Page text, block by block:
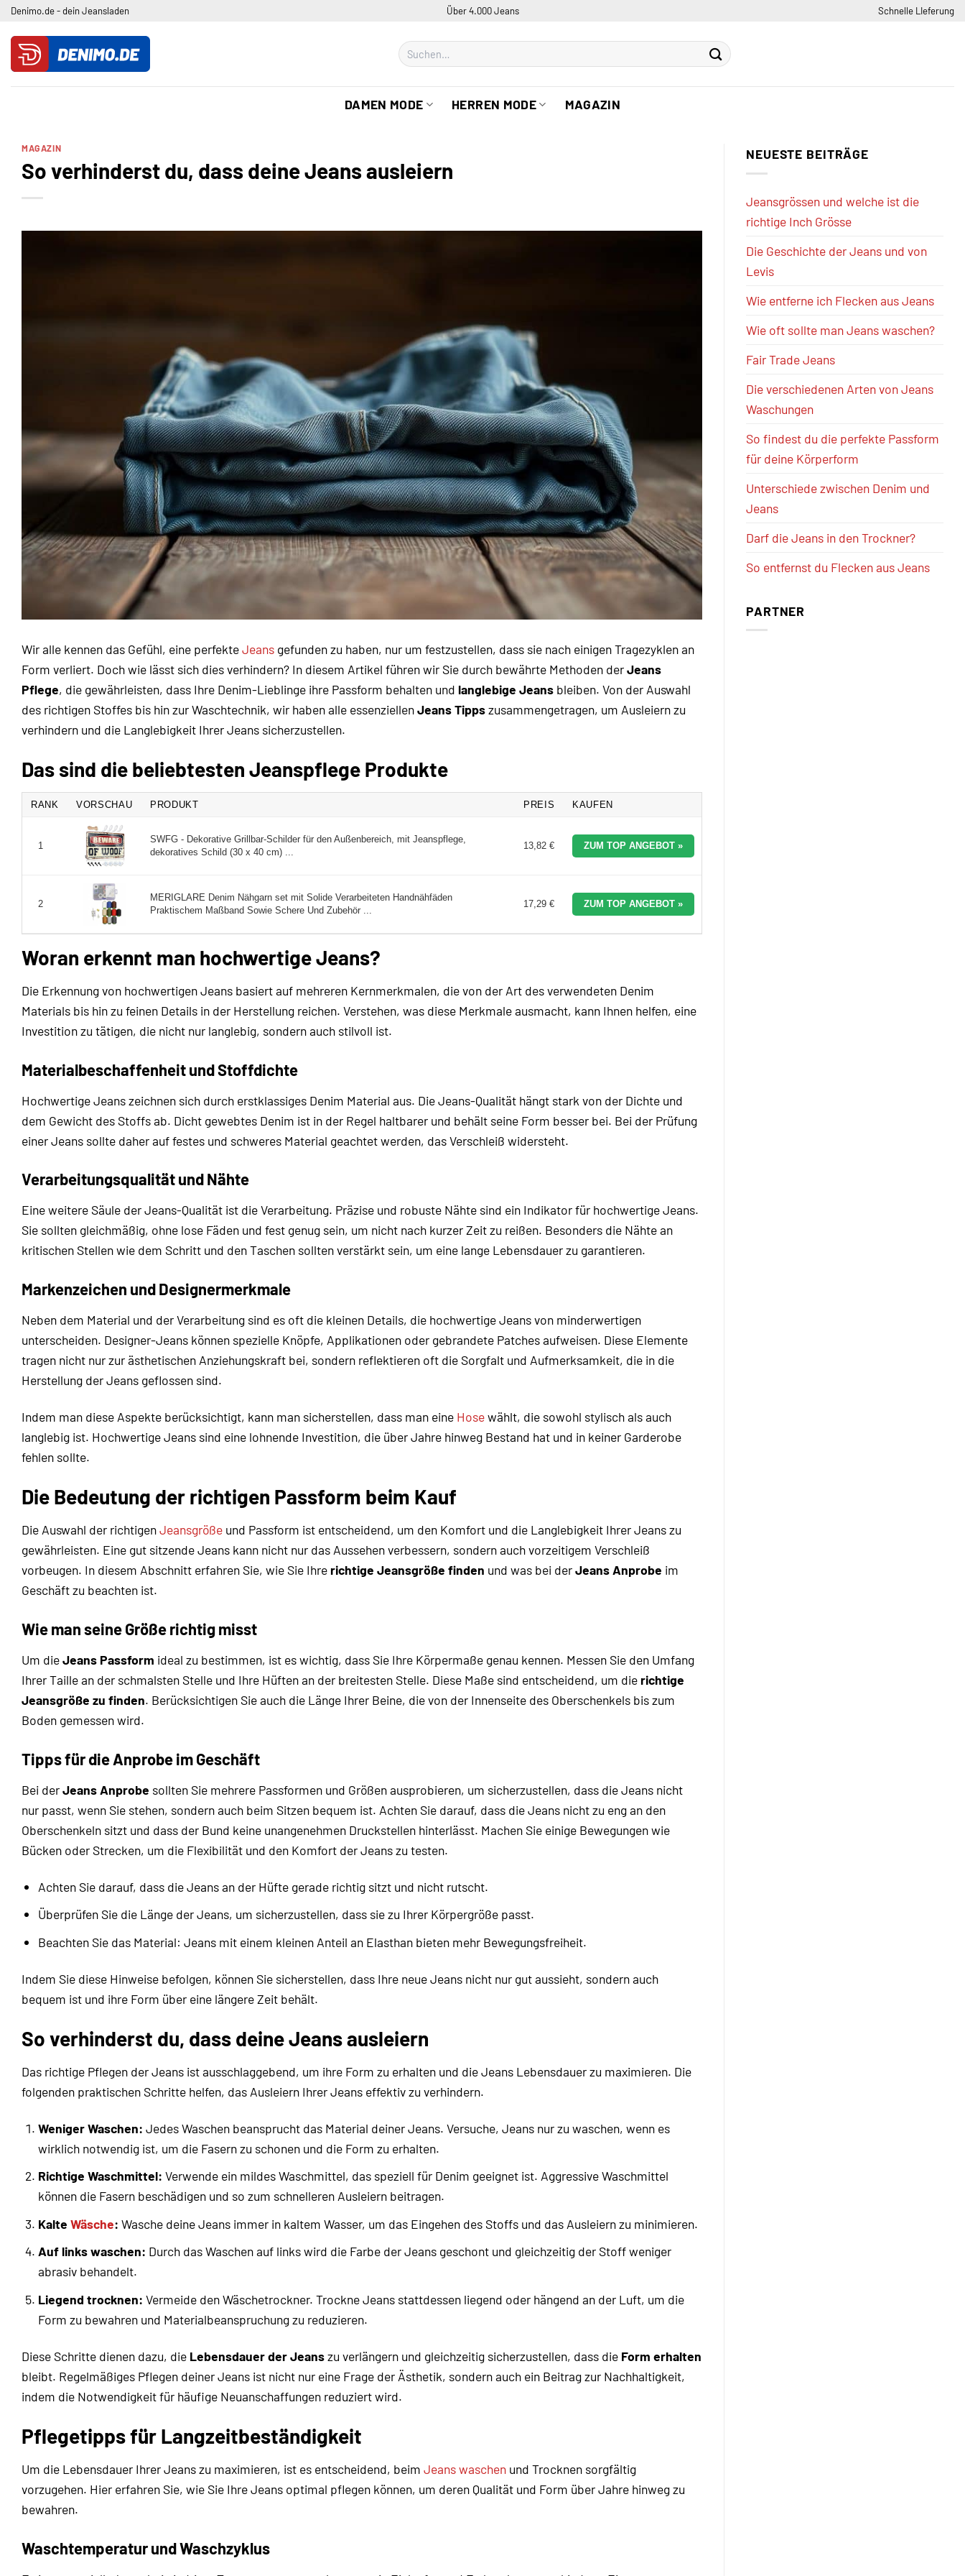
Zum
springen
Denimo.de - dein Jeansladen Über 4.000 Jeans Schnelle LIeferung
Suchen
nach:
DAMEN MODE HERREN MODE MAGAZIN
MAGAZIN
So verhinderst du, dass deine Jeans ausleiern
Wir alle kennen das Gefühl, eine perfekteJeans gefunden zu haben, nur um festzustellen, dass sie nach einigen Tragezyklen an
Form verliert. Doch wie lässt sich dies verhindern? In diesem Artikel führen wir Sie durch bewährte Methoden derJeans
Pflege, die gewährleisten, dass Ihre Denim-Lieblinge ihre Passform behalten und langlebige Jeans bleiben. Von der Auswahl
des richtigen Stoffes bis hin zur Waschtechnik, wir haben alle essenziellenJeans Tippszusammengetragen, um Ausleiern zu
verhindern und die Langlebigkeit Ihrer Jeans sicherzustellen.
Das sind die beliebtesten Jeanspflege Produkte
RANK VORSCHAU PRODUKT PREIS KAUFEN
1
SWFG - Dekorative Grillbar-Schilder für den Außenbereich, mit Jeanspflege,
dekoratives Schild (30 x 40 cm) ...
13,82 € ZUM TOP ANGEBOT »
2
MERIGLARE Denim Nähgarn set mit Solide Verarbeiteten Handnähfäden
Praktischem Maßband Sowie Schere Und Zubehör ...
17,29 € ZUM TOP ANGEBOT »
Woran erkennt man hochwertige Jeans?
Die Erkennung von hochwertigen Jeans basiert auf mehreren Kernmerkmalen, die von der Art des verwendeten Denim
Materials bis hin zu feinen Details in der Herstellung reichen. Verstehen, was diese Merkmale ausmacht, kann Ihnen helfen, eine
Investition zu tätigen, die nicht nur langlebig, sondern auch stilvoll ist.
Materialbeschaffenheit und Stoffdichte
Hochwertige Jeans zeichnen sich durch erstklassiges Denim Material aus. Die Jeans-Qualität hängt stark von der Dichte und
dem Gewicht des Stoffs ab. Dicht gewebtes Denim ist in der Regel haltbarer und behält seine Form besser bei. Bei der Prüfung
einer Jeans sollte daher auf festes und schweres Material geachtet werden, das Verschleiß widersteht.
Verarbeitungsqualität und Nähte
Eine weitere Säule der Jeans-Qualität ist die Verarbeitung. Präzise und robuste Nähte sind ein Indikator für hochwertige Jeans.
Sie sollten gleichmäßig, ohne lose Fäden und fest genug sein, um nicht nach kurzer Zeit zu reißen. Besonders die Nähte an
kritischen Stellen wie dem Schritt und den Taschen sollten verstärkt sein, um eine lange Lebensdauer zu garantieren.
Markenzeichen und Designermerkmale
Neben dem Material und der Verarbeitung sind es oft die kleinen Details, die hochwertige Jeans von minderwertigen
unterscheiden. Designer-Jeans können spezielle Knöpfe, Applikationen oder gebrandete Patches aufweisen. Diese Elemente
tragen nicht nur zur ästhetischen Anziehungskraft bei, sondern reflektieren oft die Sorgfalt und Aufmerksamkeit, die in die
Herstellung der Jeans geflossen sind.
Indem man diese Aspekte berücksichtigt, kann man sicherstellen, dass man eine Hosewählt, die sowohl stylisch als auch
langlebig ist. Hochwertige Jeans sind eine lohnende Investition, die über Jahre hinweg Bestand hat und in keiner Garderobe
fehlen sollte.
Die Bedeutung der richtigen Passform beim Kauf
Die Auswahl der richtigenJeansgröße und Passform ist entscheidend, um den Komfort und die Langlebigkeit Ihrer Jeans zu
gewährleisten. Eine gut sitzende Jeans kann nicht nur das Aussehen verbessern, sondern auch vorzeitigem Verschleiß
vorbeugen. In diesem Abschnitt erfahren Sie, wie Sie Ihre richtige Jeansgröße finden und was bei derJeans Anprobe im
Geschäft zu beachten ist.
Wie man seine Größe richtig misst
Um dieJeans Passform ideal zu bestimmen, ist es wichtig, dass Sie Ihre Körpermaße genau kennen. Messen Sie den Umfang
Ihrer Taille an der schmalsten Stelle und Ihre Hüften an der breitesten Stelle. Diese Maße sind entscheidend, um die richtige
Jeansgröße zu finden. Berücksichtigen Sie auch die Länge Ihrer Beine, die von der Innenseite des Oberschenkels bis zum
Boden gemessen wird.
Tipps für die Anprobe im Geschäft
Bei derJeans Anprobe sollten Sie mehrere Passformen und Größen ausprobieren, um sicherzustellen, dass die Jeans nicht
nur passt, wenn Sie stehen, sondern auch beim Sitzen bequem ist. Achten Sie darauf, dass die Jeans nicht zu eng an den
Oberschenkeln sitzt und dass der Bund keine unangenehmen Druckstellen hinterlässt. Machen Sie einige Bewegungen wie
Bücken oder Strecken, um die Flexibilität und den Komfort der Jeans zu testen.
Achten Sie darauf, dass die Jeans an der Hüfte gerade richtig sitzt und nicht rutscht.
Überprüfen Sie die Länge der Jeans, um sicherzustellen, dass sie zu Ihrer Körpergröße passt.
Beachten Sie das Material: Jeans mit einem kleinen Anteil an Elasthan bieten mehr Bewegungsfreiheit.
Indem Sie diese Hinweise befolgen, können Sie sicherstellen, dass Ihre neue Jeans nicht nur gut aussieht, sondern auch
bequem ist und ihre Form über eine längere Zeit behält.
So verhinderst du, dass deine Jeans ausleiern
Das richtige Pflegen der Jeans ist ausschlaggebend, um ihre Form zu erhalten und die Jeans Lebensdauer zu maximieren. Die
folgenden praktischen Schritte helfen, das Ausleiern Ihrer Jeans effektiv zu verhindern.
Weniger Waschen: Jedes Waschen beansprucht das Material deiner Jeans. Versuche, Jeans nur zu waschen, wenn es
wirklich notwendig ist, um die Fasern zu schonen und die Form zu erhalten.
Richtige Waschmittel: Verwende ein mildes Waschmittel, das speziell für Denim geeignet ist. Aggressive Waschmittel
können die Fasern beschädigen und so zum schnelleren Ausleiern beitragen.
Kalte Wäsche: Wasche deine Jeans immer in kaltem Wasser, um das Eingehen des Stoffs und das Ausleiern zu minimieren.
Auf links waschen: Durch das Waschen auf links wird die Farbe der Jeans geschont und gleichzeitig der Stoff weniger
abrasiv behandelt.
Liegend trocknen: Vermeide den Wäschetrockner. Trockne Jeans stattdessen liegend oder hängend an der Luft, um die
Form zu bewahren und Materialbeanspruchung zu reduzieren.
Diese Schritte dienen dazu, die Lebensdauer der Jeanszu verlängern und gleichzeitig sicherzustellen, dass die Form erhalten
bleibt. Regelmäßiges Pflegen deiner Jeans ist nicht nur eine Frage der Ästhetik, sondern auch ein Beitrag zur Nachhaltigkeit,
indem die Notwendigkeit für häufige Neuanschaffungen reduziert wird.
Pflegetipps für Langzeitbeständigkeit
Um die Lebensdauer Ihrer Jeans zu maximieren, ist es entscheidend, beim Jeans waschen und Trocknen sorgfältig
vorzugehen. Hier erfahren Sie, wie Sie Ihre Jeans optimal pflegen können, um deren Qualität und Form über Jahre hinweg zu
bewahren.
Waschtemperatur und Waschzyklus
NEUESTE BEITRÄGE
Jeansgrössen und welche ist die
richtige Inch Grösse
Die Geschichte der Jeans und von
Levis
Wie entferne ich Flecken aus Jeans
Wie oft sollte man Jeans waschen?
Fair Trade Jeans
Die verschiedenen Arten von Jeans
Waschungen
So findest du die perfekte Passform
für deine Körperform
Unterschiede zwischen Denim und
Jeans
Darf die Jeans in den Trockner?
So entfernst du Flecken aus Jeans
PARTNER